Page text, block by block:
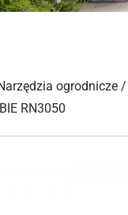
ogrodnicze /
RN3050